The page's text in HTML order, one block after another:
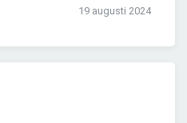
19 augusti 2024